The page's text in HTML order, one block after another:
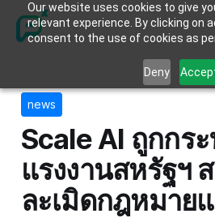
Our website uses cookies to give
relevant experience. By clicking on
consent to the use of cookies as
Deny
news
Scale AI ถูกกร
แรงงานสหรัฐฯ
ละเมิดกฎหมาย